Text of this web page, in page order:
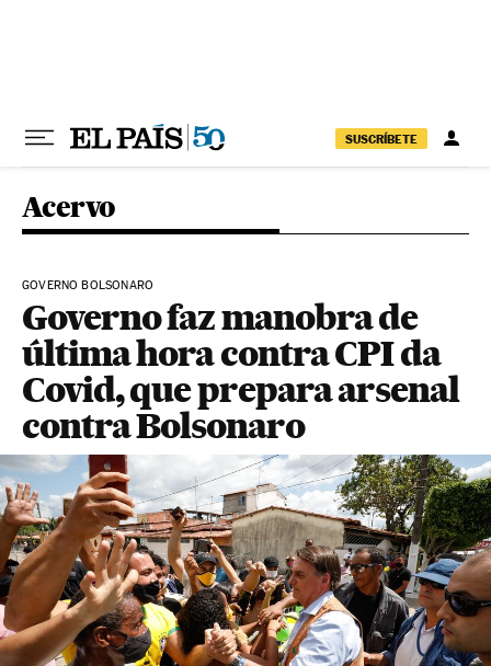
SUSCRÍBETE
Acervo
GOVERNO BOLSONARO
Governo faz manobra de
última hora contra CPI da
Covid, que prepara arsenal
contra Bolsonaro